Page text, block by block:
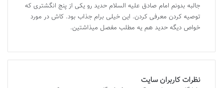
:
جالبه بدونم امام صادق علیه السلام حدید رو یکی از پنج انگشتری که
توصیه کردن معرفی کردن. این خیلی برام جذاب بود. کاش در مورد
خواص دیگه حدید هم یه مطلب مفصل میذاشتین.
نظرات کاربران سایت